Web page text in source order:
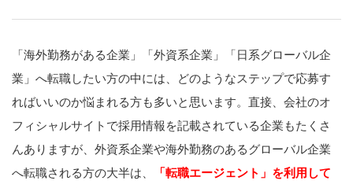
「海外勤務がある企業」「外資系企業」「日系グローバル企
業」へ転職したい方の中には、どのようなステップで応募す
ればいいのか悩まれる方も多いと思います。直接、会社のオ
フィシャルサイトで採用情報を記載されている企業もたくさ
んありますが、外資系企業や海外勤務のあるグローバル企業
へ転職される方の大半は、
「転職エージェント」を利用して